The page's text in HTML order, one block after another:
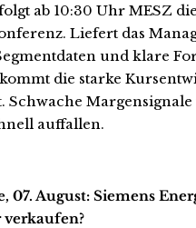
ab 10:30 Uhr MESZ die
Liefert das
und klare
die starke
Schwache
auffallen.
07. August: Siemens